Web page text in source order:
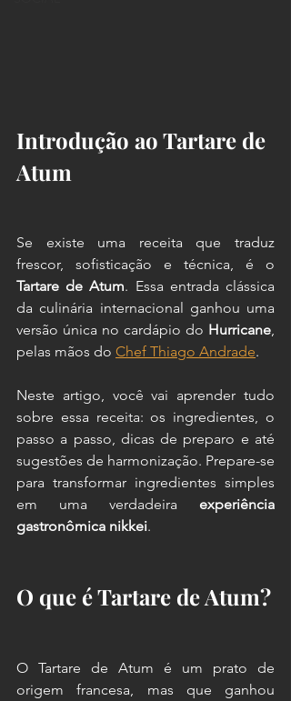
Introdução ao Tartare de
Atum
Se existe uma receita que traduz
Tartare de Atum. Essa entrada clássica
da culinária internacional ganhou uma
versão única no cardápio do Hurricane
pelas mãos do Chef Thiago Andrade.
Neste artigo, você vai aprender tudo
sobre essa receita: os ingredientes, o
passo a passo, dicas de preparo e até
sugestões de harmonização. Prepare-se
para transformar ingredientes simples
em uma verdadeira experiência
gastronômica nikkei.
O que é Tartare de Atum?
O Tartare de Atum é um prato de
origem francesa, mas que ganhou